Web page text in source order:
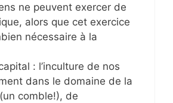
ne peuvent exercer de
alors que cet exercice
nécessaire à la
: l’inculture de nos
dans le domaine de la
comble!), de